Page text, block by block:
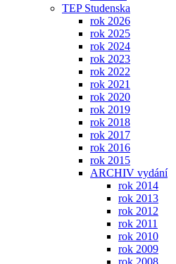
TEP Studenska
rok 2026
rok 2025
rok 2024
rok 2023
rok 2022
rok 2021
rok 2020
rok 2019
rok 2018
rok 2017
rok 2016
rok 2015
ARCHIV vydání
rok 2014
rok 2013
rok 2012
rok 2011
rok 2010
rok 2009
rok 2008